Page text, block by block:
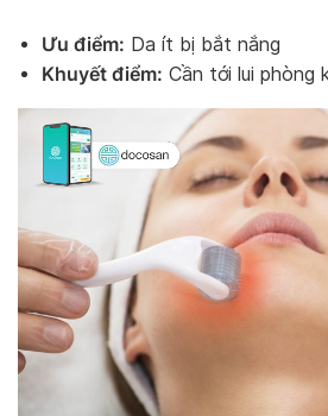
Ưu điểm: Da ít bị bắt nắng
Khuyết điểm: Cần tới lui phòng